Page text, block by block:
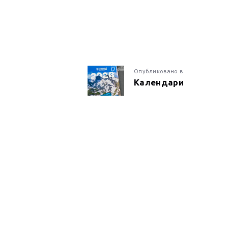
Опубликовано вПредыдущая
запись:
Календари